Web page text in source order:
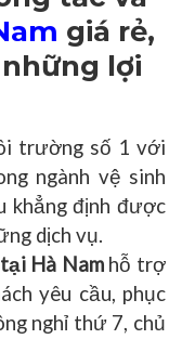
giá rẻ,
lợi
trường số 1 với
ngành vệ sinh
khẳng định được
dịch vụ.
Hà Nam hỗ trợ
yêu cầu, phục
nghỉ thứ 7, chủ